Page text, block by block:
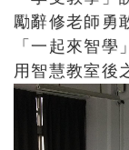
勵辭修老師勇
「一起來智
用智慧教室後